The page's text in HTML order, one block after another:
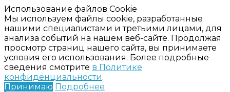
Использование файлов Cookie
Мы используем файлы cookie, разработанные
нашими специалистами и третьими лицами, для
анализа событий на нашем веб-сайте. Продолжая
просмотр страниц нашего сайта, вы принимаете
условия его использования. Более подробные
сведения смотрите в Политике
конфиденциальности.
Принимаю Подробнее